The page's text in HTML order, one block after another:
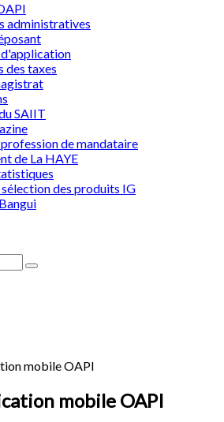
administratives
des taxes
SAIIT
de mandataire
de La HAYE
des produits IG
mobile OAPI
mobile OAPI